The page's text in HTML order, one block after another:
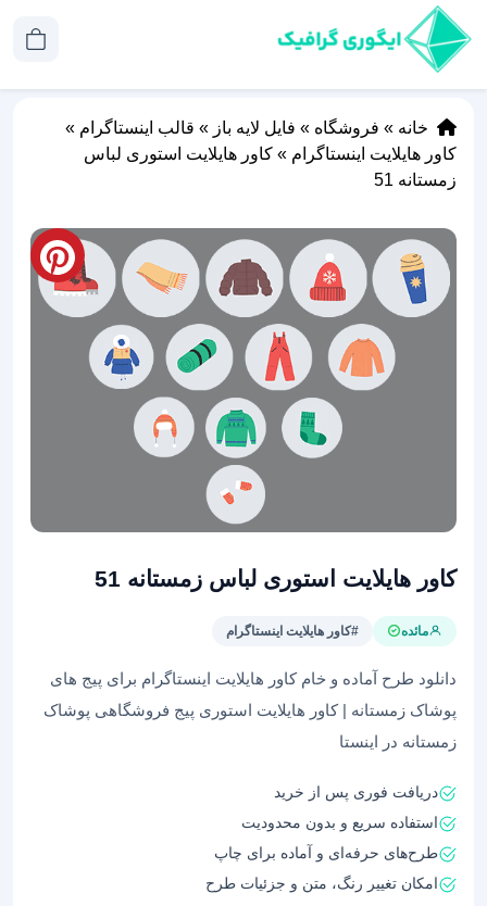
خانه » فروشگاه » فایل لایه باز » قالب اینستاگرام »
کاور هایلایت اینستاگرام » کاور هایلایت استوری لباس
زمستانه 51
کاور هایلایت استوری لباس زمستانه 51
مائده #کاور هایلایت اینستاگرام
دانلود طرح آماده و خام کاور هایلایت اینستاگرام برای پیج های
پوشاک زمستانه | کاور هایلایت استوری پیج فروشگاهی پوشاک
زمستانه در اینستا
دریافت فوری پس از خرید
استفاده سریع و بدون محدودیت
طرح‌های حرفه‌ای و آماده برای چاپ
امکان تغییر رنگ، متن و جزئیات طرح